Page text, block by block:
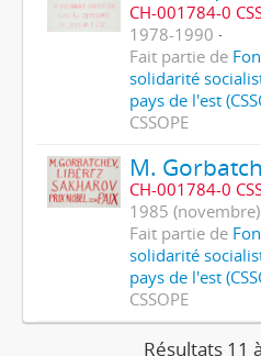
CH-001784-0
1978-1990
Fait partie de
solidarité
pays de l'est
CSSOPE
CH-001784-0
1985 (novembre)
Fait partie de
solidarité
pays de l'est
CSSOPE
Résultats 11